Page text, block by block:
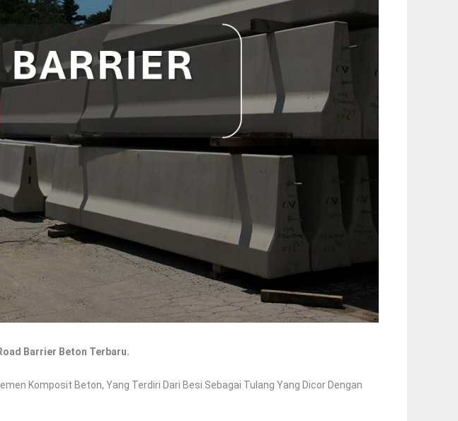
Barrier Beton Terbaru.
Komposit Beton, Yang Terdiri Dari Besi Sebagai Tulang Yang Dicor Dengan